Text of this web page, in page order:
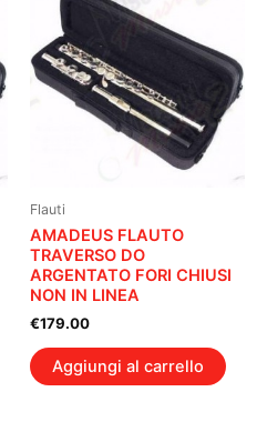
Flauti
AMADEUS FLAUTO
TRAVERSO DO
ARGENTATO FORI CHIUSI
NON IN LINEA
€179.00
Aggiungi al carrello